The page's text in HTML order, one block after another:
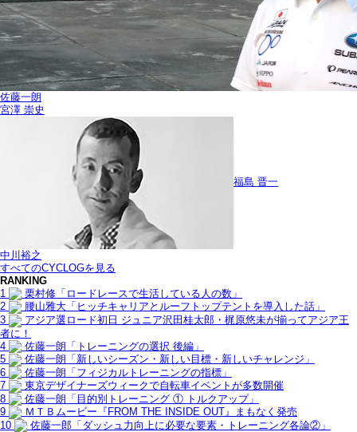
佐藤一朗
宮澤 崇史
福島 晋一
中川裕之
すべてのCYCLOGを見る
RANKING
1
栗村修「ロードレースで生活している人の数」
2
腰山雅大「ヒッチキャリアとルーフトップテントを導入した話」
3
アジア選ロード初日 ジュニア沢田桂太郎・梶原悠未が揃ってアジア王
者に！
4
佐藤一朗「トレーニングの選択 後編」
5
佐藤一朗「新しいシーズン・新しい目標・新しいチャレンジ」
6
佐藤一朗「フィジカルトレーニングの指標」
7
東京デザイナーズウィークで自転車イベントが多数開催
8
佐藤一朗「目的別トレーニング ① トルクアップ」
9
ＭＴＢムービー『FROM THE INSIDE OUT』まもなく発売
10
佐藤一郎「ダッシュ力向上に必要な要素・トレーニング各論②」